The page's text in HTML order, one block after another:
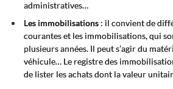
administratives…
Les immobilisations: il convient de
courantes et les immobilisations, qui
plusieurs années. Il peut s’agir du
véhicule… Le registre des
de lister les achats dont la valeur